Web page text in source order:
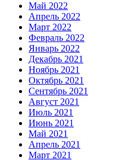
Май 2022
Апрель 2022
Март 2022
Февраль 2022
Январь 2022
Декабрь 2021
Ноябрь 2021
Октябрь 2021
Сентябрь 2021
Август 2021
Июль 2021
Июнь 2021
Май 2021
Апрель 2021
Март 2021